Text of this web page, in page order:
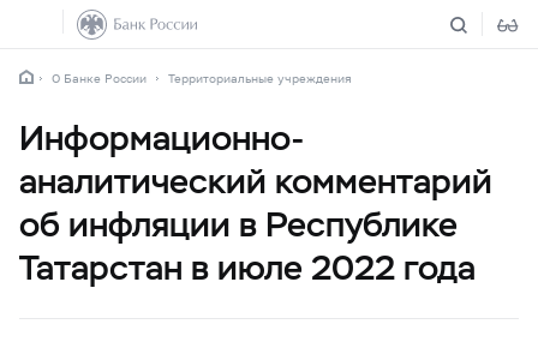
О Банке России Территориальные учреждения
Информационно-
аналитический комментарий
об инфляции в Республике
Татарстан в июле 2022 года